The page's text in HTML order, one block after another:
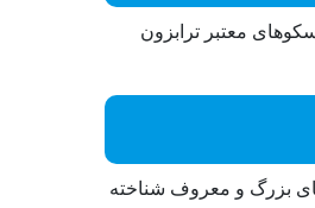
معتبر ترابزون
بزرگ و معروف شناخته